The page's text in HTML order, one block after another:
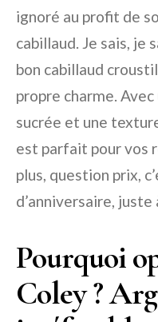
ignoré au profit de
cabillaud. Je sais, je
bon cabillaud
propre charme.
sucrée et une
est parfait pour vos
plus, question prix,
d’anniversaire,
Pourquoi
Coley ?